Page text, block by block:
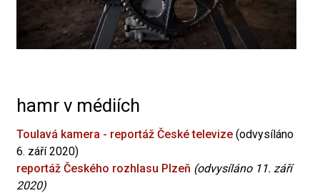
hamr v médiích
Toulavá kamera - reportáž České televize (odvysíláno
6. září 2020)
reportáž Českého rozhlasu Plzeň (odvysíláno 11. září
2020)